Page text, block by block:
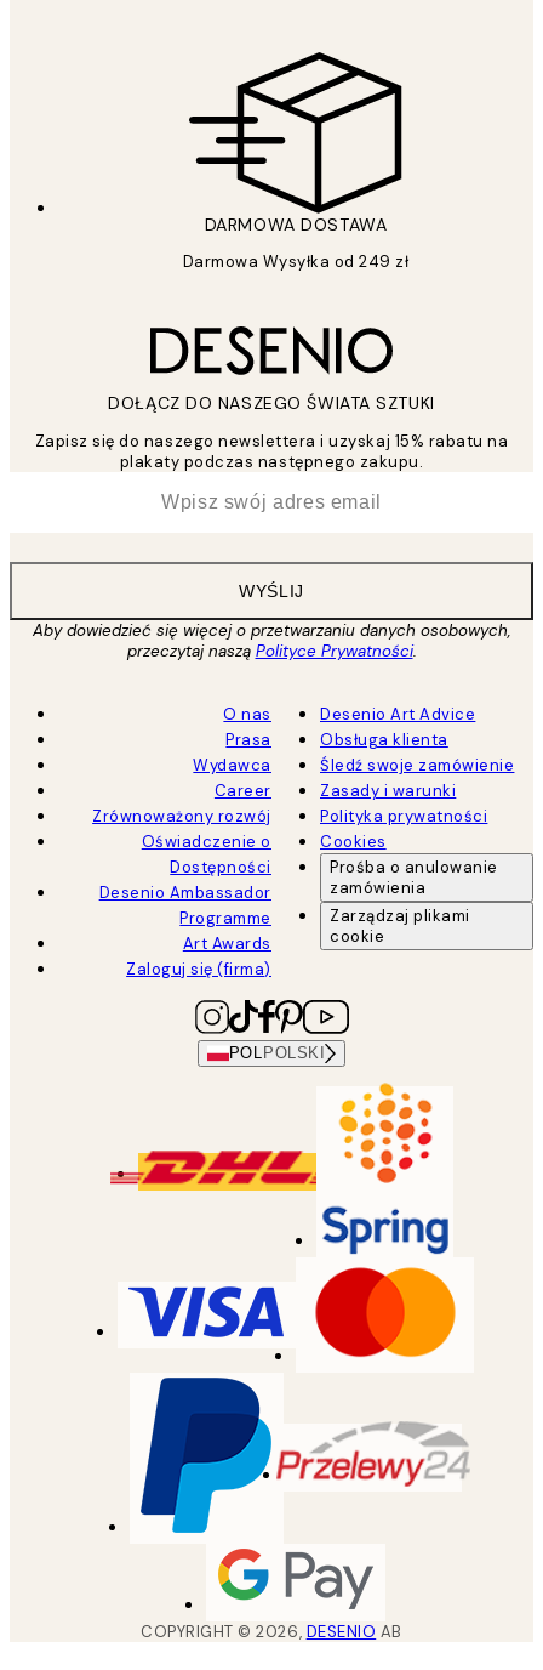
DARMOWA DOSTAWA
Darmowa Wysyłka od 249 zł
DOŁĄCZ DO NASZEGO ŚWIATA SZTUKI
Zapisz się do naszego newslettera i uzyskaj 15% rabatu na
plakaty podczas następnego zakupu.
WYŚLIJ
Aby dowiedzieć się więcej o przetwarzaniu danych osobowych,
przeczytaj naszą Polityce Prywatności.
O nas
Prasa
Wydawca
Career
Zrównoważony rozwój
Oświadczenie o
Dostępności
Desenio Ambassador
Programme
Art Awards
Zaloguj się (firma)
Desenio Art Advice
Obsługa klienta
Śledź swoje zamówienie
Zasady i warunki
Polityka prywatności
Cookies
Prośba o anulowanie
zamówienia
Zarządzaj plikami
cookie
POL POLSKI
COPYRIGHT ©2026, DESENIO AB